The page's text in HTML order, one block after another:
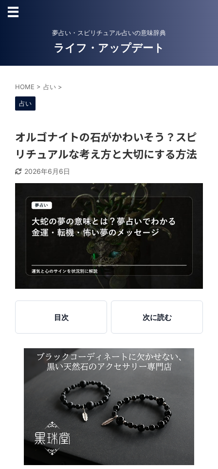
夢占い・スピリチュアル占いの意味辞典
ライフ・アップデート
HOME > 占い >
占い
オルゴナイトの石がかわいそう？スピ
リチュアルな考え方と大切にする方法
2026年6月6日
目次 次に読む